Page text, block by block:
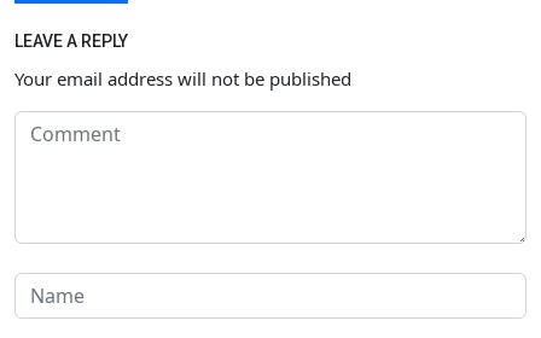
LEAVE A REPLY
Your email address will not be published